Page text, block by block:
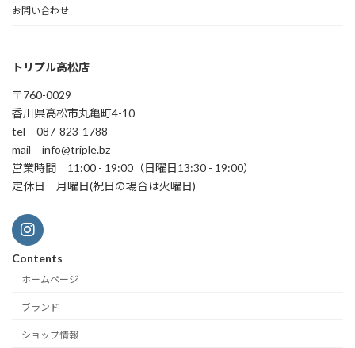
お問い合わせ
トリプル高松店
〒760-0029
香川県高松市丸亀町4-10
tel 087-823-1788
mail info@triple.bz
営業時間 11:00 - 19:00（日曜日13:30 - 19:00）
定休日 月曜日(祝日の場合は火曜日)
Contents
ホームページ
ブランド
ショップ情報